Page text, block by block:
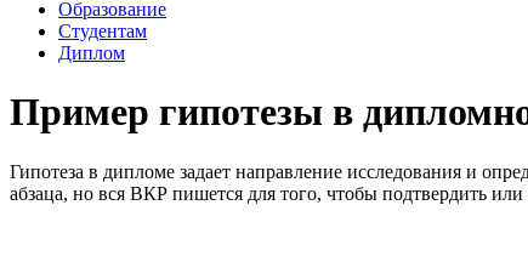
Образование
Студентам
Диплом
Пример гипотезы в
Гипотеза в дипломе задает направление исследования и
абзаца, но вся ВКР пишется для того, чтобы подтвердить